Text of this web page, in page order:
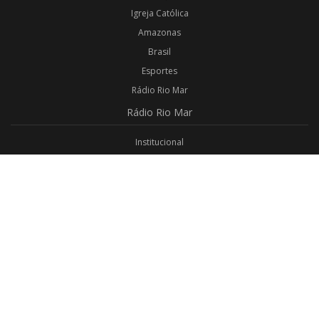
Igreja Católica
Amazonas
Brasil
Esportes
Rádio Rio Mar
Rádio Rio Mar
Institucional